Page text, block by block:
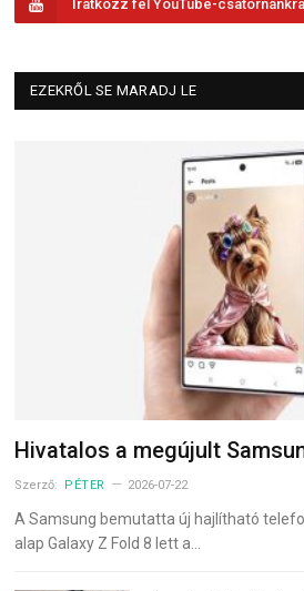
Iratkozz fel YouTube-csatornánkra
EZEKRŐL SE MARADJ LE
Hivatalos a megújult
Szerző: PÉTER 2026-07-22
A Samsung bemutatta új hajlítható
alap Galaxy Z Fold 8 lett a…